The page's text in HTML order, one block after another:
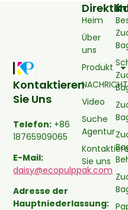
Kontaktieren
Sie Uns
Telefon: +86
18765909065
E-Mail:
daisy@ecopulppak.com
Adresse der
Hauptniederlassung:
Heim
Über
uns
Produkt
Video
Suche
Agentur
Sie uns